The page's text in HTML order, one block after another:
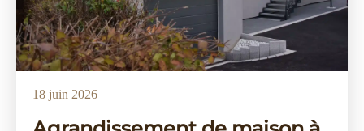
18 juin 2026